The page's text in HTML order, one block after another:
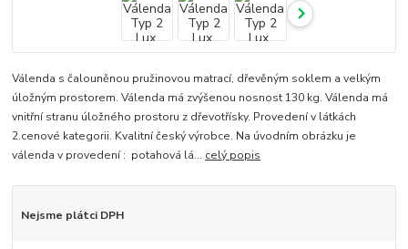
Válenda s čalouněnou pružinovou matrací, dřevěným soklem a velkým
úložným prostorem. Válenda má zvýšenou nosnost 130 kg. Válenda má
vnitřní stranu úložného prostoru z dřevotřísky. Provedení v látkách
2.cenové kategorii. Kvalitní český výrobce. Na úvodním obrázku je
válenda v provedení : potahová lá... celý popis
Nejsme plátci DPH